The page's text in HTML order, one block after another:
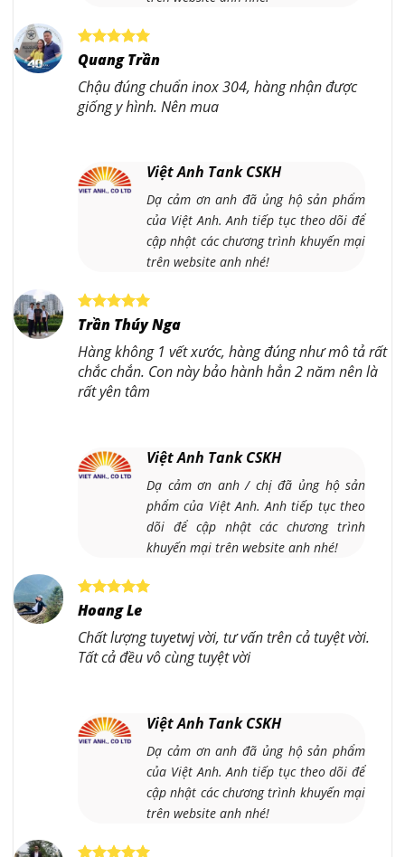
Quang Trần
Chậu đúng chuẩn inox 304, hàng nhận được
giống y hình. Nên mua
Việt Anh Tank CSKH
Dạ cảm ơn anh đã ủng hộ sản phẩm
của Việt Anh. Anh tiếp tục theo dõi để
cập nhật các chương trình khuyến mại
trên website anh nhé!
Trần Thúy Nga
Hàng không 1 vết xước, hàng đúng như mô tả rất
chắc chắn. Con này bảo hành hẳn 2 năm nên là
rất yên tâm
Việt Anh Tank CSKH
Dạ cảm ơn anh / chị đã ủng hộ sản
phẩm của Việt Anh. Anh tiếp tục theo
dõi để cập nhật các chương trình
khuyến mại trên website anh nhé!
Hoang Le
Chất lượng tuyetwj vời, tư vấn trên cả tuyệt vời.
Tất cả đều vô cùng tuyệt vời
Việt Anh Tank CSKH
Dạ cảm ơn anh đã ủng hộ sản phẩm
của Việt Anh. Anh tiếp tục theo dõi để
cập nhật các chương trình khuyến mại
trên website anh nhé!